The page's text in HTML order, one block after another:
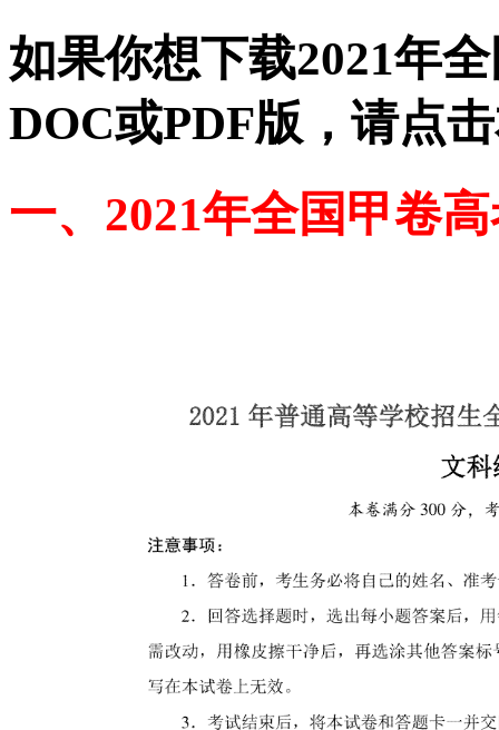
如果你想下载2021年
DOC或PDF版，请点
一、2021年全国甲卷